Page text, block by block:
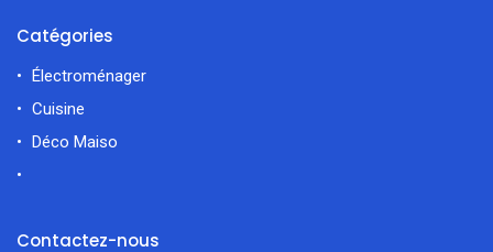
Catégories
Électroménager
Cuisine
Déco Maiso
Contactez-nous